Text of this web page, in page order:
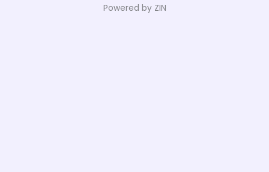
Powered by ZIN